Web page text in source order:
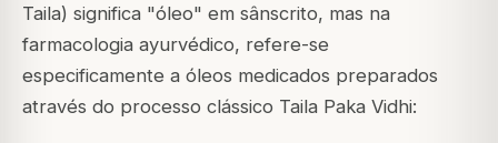
Taila) significa "óleo" em sânscrito, mas na
farmacologia ayurvédico, refere-se
especificamente a óleos medicados preparados
através do processo clássico Taila Paka Vidhi: